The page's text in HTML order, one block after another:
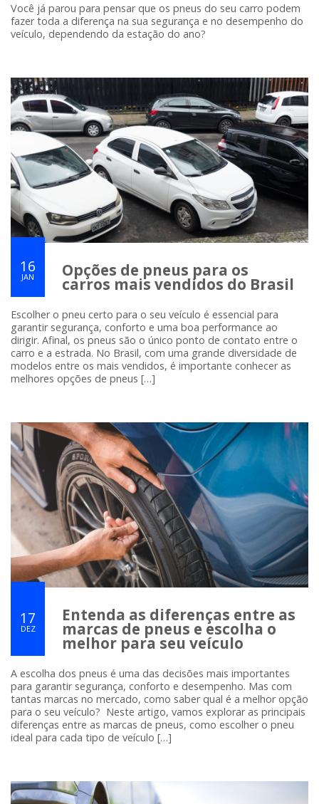
Você já parou para pensar que os pneus do seu carro podem
fazer toda a diferença na sua segurança e no desempenho do
veículo, dependendo da estação do ano?
16
JAN Opções de pneus para os
carros mais vendidos do Brasil
Escolher o pneu certo para o seu veículo é essencial para
garantir segurança, conforto e uma boa performance ao
dirigir. Afinal, os pneus são o único ponto de contato entre o
carro e a estrada. No Brasil, com uma grande diversidade de
modelos entre os mais vendidos, é importante conhecer as
melhores opções de pneus […]
17
DEZ
Entenda as diferenças entre as
marcas de pneus e escolha o
melhor para seu veículo
A escolha dos pneus é uma das decisões mais importantes
para garantir segurança, conforto e desempenho. Mas com
tantas marcas no mercado, como saber qual é a melhor opção
para o seu veículo? Neste artigo, vamos explorar as principais
diferenças entre as marcas de pneus, como escolher o pneu
ideal para cada tipo de veículo […]